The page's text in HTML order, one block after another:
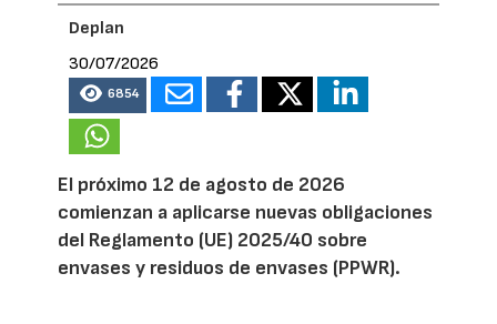
Deplan
30/07/2026
6854
El próximo 12 de agosto de 2026
comienzan a aplicarse nuevas obligaciones
del Reglamento (UE) 2025/40 sobre
envases y residuos de envases (PPWR).